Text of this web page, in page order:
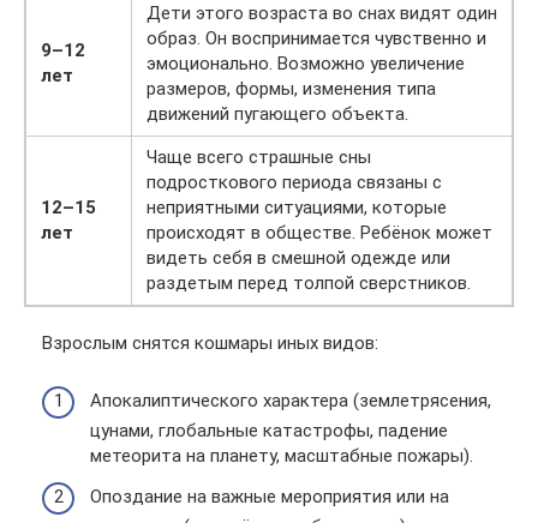
9–12
лет
Дети этого возраста во снах видят один
образ. Он воспринимается чувственно и
эмоционально. Возможно увеличение
размеров, формы, изменения типа
движений пугающего объекта.
12–15
лет
Чаще всего страшные сны
подросткового периода связаны с
неприятными ситуациями, которые
происходят в обществе. Ребёнок может
видеть себя в смешной одежде или
раздетым перед толпой сверстников.
⠀ Взрослым снятся кошмары иных видов:
Апокалиптического характера (землетрясения,
цунами, глобальные катастрофы, падение
метеорита на планету, масштабные пожары).
Опоздание на важные мероприятия или на